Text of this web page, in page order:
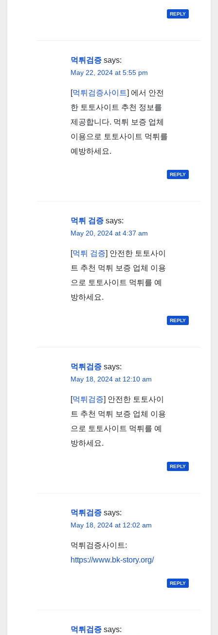
REPLY
먹튀검증 says:
May 22, 2024 at 5:55 pm
[먹튀검증사이트] 에서 안전
한 토토사이트 추천 정보를
제공합니다. 먹튀 보증 업체
이용으로 토토사이트 먹튀를
예방하세요.
REPLY
먹튀 검증 says:
May 20, 2024 at 4:37 am
[먹튀 검증] 안전한 토토사이
트 추천 먹튀 보증 업체 이용
으로 토토사이트 먹튀를 예
방하세요.
REPLY
먹튀검증 says:
May 18, 2024 at 12:10 am
[먹튀검증] 안전한 토토사이
트 추천 먹튀 보증 업체 이용
으로 토토사이트 먹튀를 예
방하세요.
REPLY
먹튀검증 says:
May 18, 2024 at 12:02 am
먹튀검증사이트:
https://www.bk-story.org/
REPLY
먹튀검증 says: